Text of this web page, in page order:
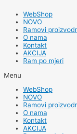
WebShop
NOVO
Ramovi
O nama
Kontakt
AKCIJA
Ram po mjeri
Menu
WebShop
NOVO
Ramovi
O nama
Kontakt
AKCIJA